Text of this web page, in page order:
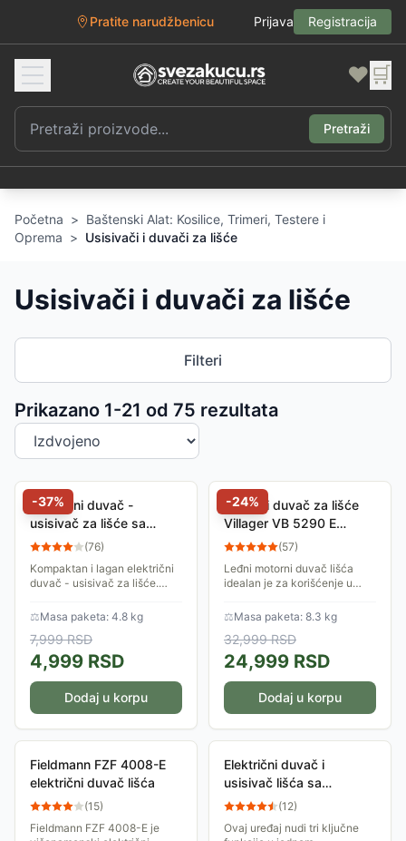
Pratite narudžbenicu Prijava Registracija
❤️ 🛒
Pretraži
Početna > Baštenski Alat: Kosilice, Trimeri, Testere i
Oprema > Usisivači i duvači za lišće
Usisivači i duvači za lišće
Filteri
Prikazano 1-21 od 75 rezultata
Sortiranje proizvoda
-37%
Električni duvač -
usisivač za lišće sa
usitnjivačem Villager
(76)
Kompaktan i lagan električni
duvač - usisivač za lišće.
seckanja, lišće se usitnjava
na desetinu ulazne
zapremine.
⚖Masa paketa: 4.8 kg
7,999RSD
4,999 RSD
Dodaj u korpu
-24%
Motorni duvač za lišće
Villager VB 5290 E
037054 (57)
Leđni motorni duvač lišća
idealan je za korišćenje u
čišćenje ulica, travnjaka,
parkova, sportskih terena...
⚖Masa paketa: 8.3 kg
32,999RSD
24,999 RSD
Dodaj u korpu
Fieldmann FZF 4008-E
električni duvač lišća
(15)
Fieldmann FZF 4008-E je
Električni duvač i
usisivač lišća sa
mehanizmom za
ERO LB3000
(12)
Ovaj uređaj nudi tri ključne